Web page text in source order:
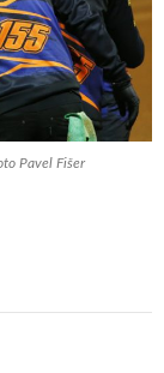
Pavel Fišer